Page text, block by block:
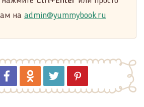
на admin@yummybook.ru